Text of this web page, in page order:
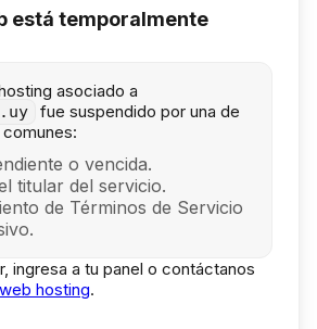
está temporalmente
asociado a
fue suspendido por una de
o vencida.
titular del servicio.
de Términos de Servicio
ingresa a tu panel o contáctanos
web hosting.